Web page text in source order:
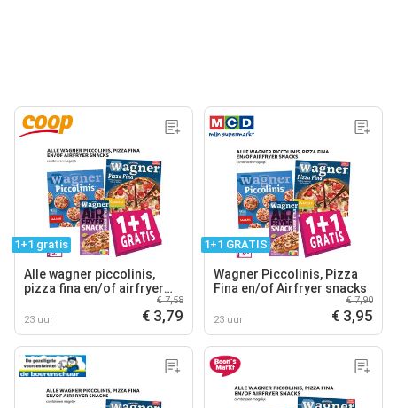
1+1 gratis
Alle wagner piccolinis,
pizza fina en/of airfryer
23 uur
€ 7,58
€ 3,79
1+1 GRATIS
Wagner Piccolinis, Pizza
Fina en/of Airfryer snacks
23 uur
€ 7,90
€ 3,95